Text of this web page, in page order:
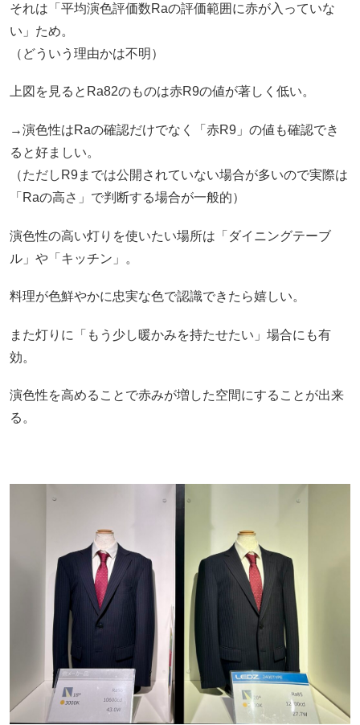
それは「平均演色評価数Raの評価範囲に赤が入っていな
い」ため。
（どういう理由かは不明）
上図を見るとRa82のものは赤R9の値が著しく低い。
→演色性はRaの確認だけでなく「赤R9」の値も確認でき
ると好ましい。
（ただしR9までは公開されていない場合が多いので実際は
「Raの高さ」で判断する場合が一般的）
演色性の高い灯りを使いたい場所は「ダイニングテーブ
ル」や「キッチン」。
料理が色鮮やかに忠実な色で認識できたら嬉しい。
また灯りに「もう少し暖かみを持たせたい」場合にも有
効。
演色性を高めることで赤みが増した空間にすることが出来
る。